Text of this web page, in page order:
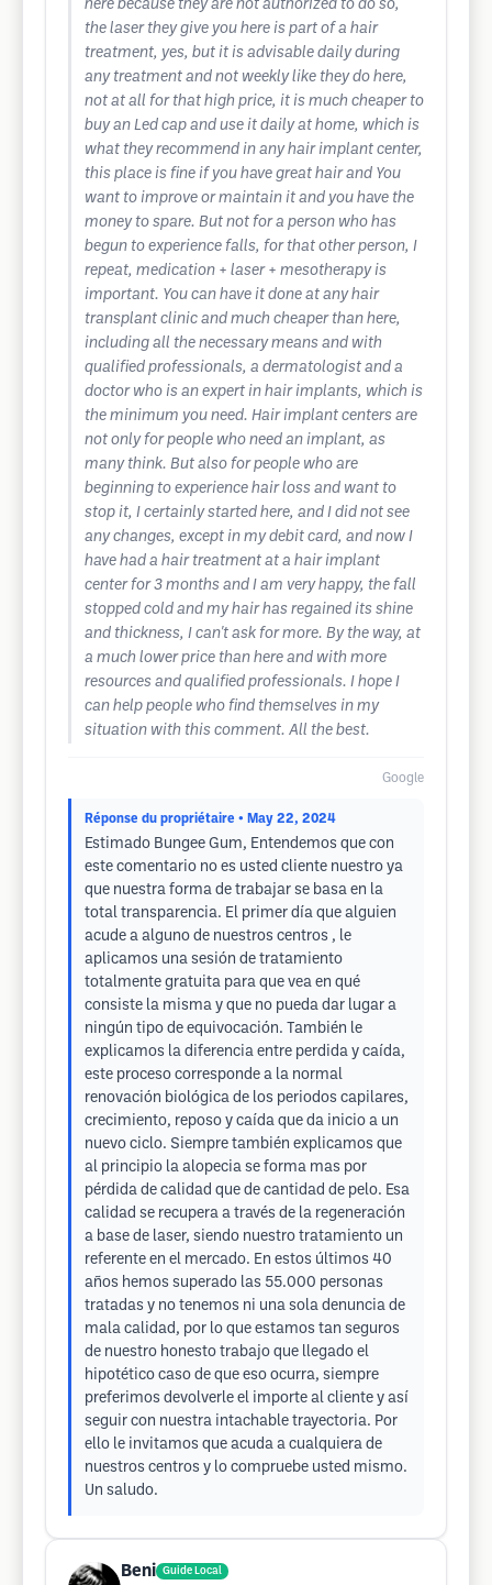
here because they are not authorized to do so,
the laser they give you here is part of a hair
treatment, yes, but it is advisable daily during
any treatment and not weekly like they do here,
not at all for that high price, it is much cheaper to
buy an Led cap and use it daily at home, which is
what they recommend in any hair implant center,
this place is fine if you have great hair and You
want to improve or maintain it and you have the
money to spare. But not for a person who has
begun to experience falls, for that other person, I
repeat, medication + laser + mesotherapy is
important. You can have it done at any hair
transplant clinic and much cheaper than here,
including all the necessary means and with
qualified professionals, a dermatologist and a
doctor who is an expert in hair implants, which is
the minimum you need. Hair implant centers are
not only for people who need an implant, as
many think. But also for people who are
beginning to experience hair loss and want to
stop it, I certainly started here, and I did not see
any changes, except in my debit card, and now I
have had a hair treatment at a hair implant
center for 3 months and I am very happy, the fall
stopped cold and my hair has regained its shine
and thickness, I can't ask for more. By the way, at
a much lower price than here and with more
resources and qualified professionals. I hope I
can help people who find themselves in my
situation with this comment. All the best.
Google
Réponse du propriétaire • May 22, 2024
Estimado Bungee Gum, Entendemos que con
este comentario no es usted cliente nuestro ya
que nuestra forma de trabajar se basa en la
total transparencia. El primer día que alguien
acude a alguno de nuestros centros , le
aplicamos una sesión de tratamiento
totalmente gratuita para que vea en qué
consiste la misma y que no pueda dar lugar a
ningún tipo de equivocación. También le
explicamos la diferencia entre perdida y caída,
este proceso corresponde a la normal
renovación biológica de los periodos capilares,
crecimiento, reposo y caída que da inicio a un
nuevo ciclo. Siempre también explicamos que
al principio la alopecia se forma mas por
pérdida de calidad que de cantidad de pelo. Esa
calidad se recupera a través de la regeneración
a base de laser, siendo nuestro tratamiento un
referente en el mercado. En estos últimos 40
años hemos superado las 55.000 personas
tratadas y no tenemos ni una sola denuncia de
mala calidad, por lo que estamos tan seguros
de nuestro honesto trabajo que llegado el
hipotético caso de que eso ocurra, siempre
preferimos devolverle el importe al cliente y así
seguir con nuestra intachable trayectoria. Por
ello le invitamos que acuda a cualquiera de
nuestros centros y lo compruebe usted mismo.
Un saludo.
Beni Guide Local